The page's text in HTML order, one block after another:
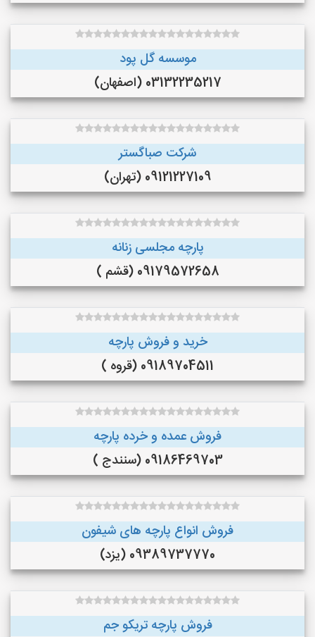
موسسه گل پود
03132235217 (اصفهان)
شرکت صباگستر
09121227109 (تهران)
پارچه مجلسی زنانه
09179572658 (قشم )
خرید و فروش پارچه
09189704511 (قروه )
فروش عمده و خرده پارچه
09186469703 (سنندج )
فروش انواع پارچه های شیفون
09389737770 (یزد)
فروش پارچه تریکو جم